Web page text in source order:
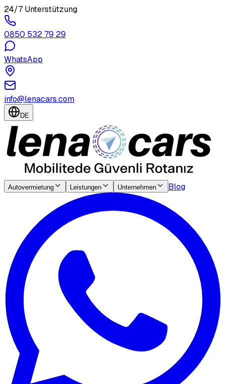
24/7 Unterstützung
0850 532 79 29
WhatsApp
info@lenacars.com
DE
Autovermietung Leistungen Unternehmen Blog